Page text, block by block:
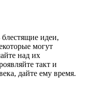
идеи,
могут
над их
такт и
дайте ему время.